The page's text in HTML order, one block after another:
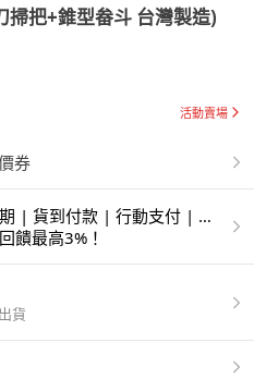
掃把+錐型畚斗 台灣製造)
活動賣場
券
| 貨到付款 | 行動支付 | 超
聯卡
饋最高3%！
貨